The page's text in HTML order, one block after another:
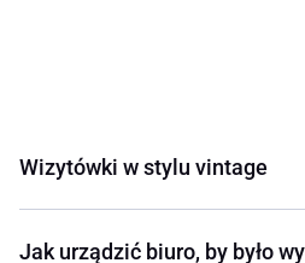
Wizytówki w stylu vintage
Jak urządzić biuro, by było